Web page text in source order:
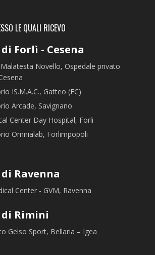
LE QUALI RICEVO
Forlì - Cesena
Malatesta Novello, Ospedale privato
IS.M.A.C., Gatteo (FC)
Arcade, Savignano
Center Day Hospital, Forli
Omnialab, Forlimpopoli
Ravenna
Center - GVM, Ravenna
Rimini
Gelso Sport, Bellaria – Igea